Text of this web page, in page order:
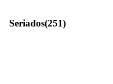
Seriados(251)